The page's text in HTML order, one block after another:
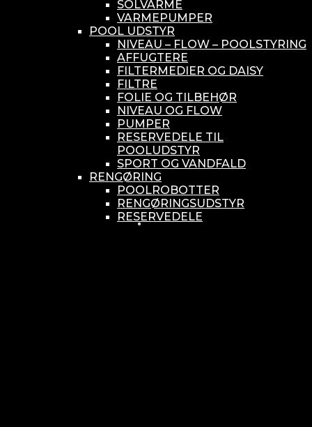
SOLVARME
VARMEPUMPER
POOL UDSTYR
NIVEAU – FLOW – POOLSTYRING
AFFUGTERE
FILTERMEDIER OG DAISY
FILTRE
FOLIE OG TILBEHØR
NIVEAU OG FLOW
PUMPER
RESERVEDELE TIL
POOLUDSTYR
SPORT OG VANDFALD
RENGØRING
POOLROBOTTER
RENGØRINGSUDSTYR
RESERVEDELE
SMÅ BUNDSUGERE